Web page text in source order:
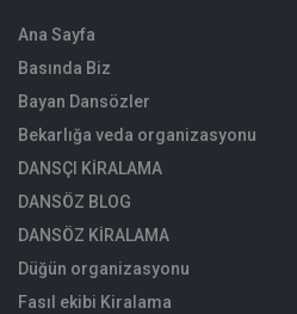
Ana Sayfa
Basında Biz
Bayan Dansözler
Bekarlığa veda organizasyonu
DANSÇI KİRALAMA
DANSÖZ BLOG
DANSÖZ KİRALAMA
Düğün organizasyonu
Fasıl ekibi Kiralama